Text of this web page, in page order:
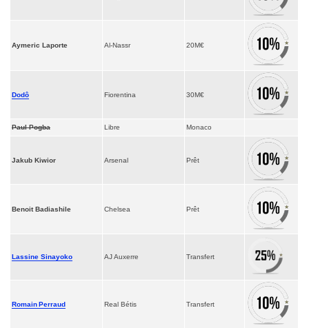
Aymeric Laporte Al-Nassr 20M€
Dodô Fiorentina 30M€
Paul Pogba Libre Monaco
Jakub Kiwior Arsenal Prêt
Benoit Badiashile Chelsea Prêt
Lassine Sinayoko AJ Auxerre Transfert
Romain Perraud Real Bétis Transfert